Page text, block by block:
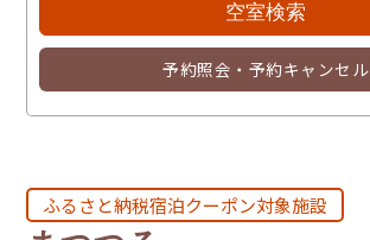
予約照会・予約キャンセル
ふるさと納税宿泊クーポン対象施設